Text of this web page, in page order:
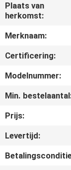
VR-
SHOW
ONGEVEER
Plaats van
herkomst:
Merknaam:
Certificering:
Modelnummer:
Min.
Prijs:
Levertijd: